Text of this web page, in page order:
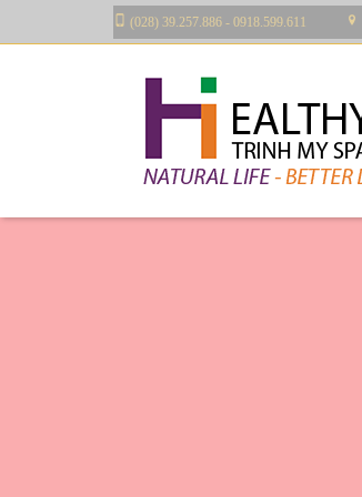
(028) 39.257.886 - 0918.599.611